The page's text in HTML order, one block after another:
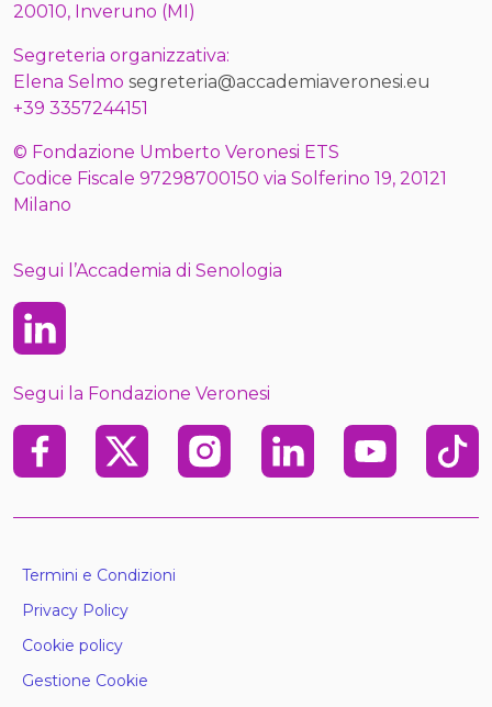
20010, Inveruno (MI)
Segreteria organizzativa:
Elena Selmo segreteria@accademiaveronesi.eu
+39 3357244151
© Fondazione Umberto Veronesi ETS
Codice Fiscale 97298700150 via Solferino 19, 20121
Milano
Segui l’Accademia di Senologia
Linkedin
Segui la Fondazione Veronesi
FacebookX InstagramLinkedin Youtube TikTok
Termini e Condizioni
Privacy Policy
Cookie policy
Gestione Cookie